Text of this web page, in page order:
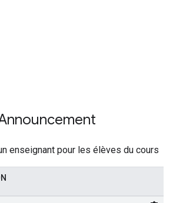
enseignant pour les élèves du cours